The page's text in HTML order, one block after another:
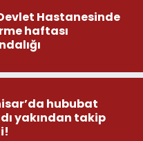
Hastanesinde
haftası
hububat
yakından takip